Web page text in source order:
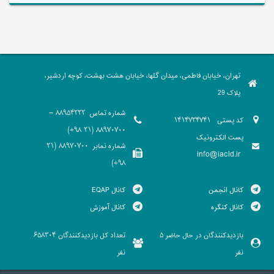
تهران، خیابان فاطمی، میدان گلها، خیابان هشت بهشت، کوچه اردشیر،
پلاک 29
کد پستی
پست الکترونیک
info@iacld.ir
شماره تماس
88954222 -
88970700 (21 98+)
شماره نمابر
88970700 (21
98+)
کانال انجمن
کانال کنگره
کانال EQAP
کانال آموزش
بازدیدکنندگان در حال حاضر 5
نفر
تعداد کل بازدیدکنندگان 658304
نفر